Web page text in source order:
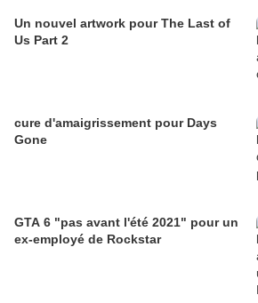
Un nouvel artwork pour The Last of
Us Part 2
cure d'amaigrissement pour Days
Gone
GTA 6 "pas avant l'été 2021" pour un
ex-employé de Rockstar